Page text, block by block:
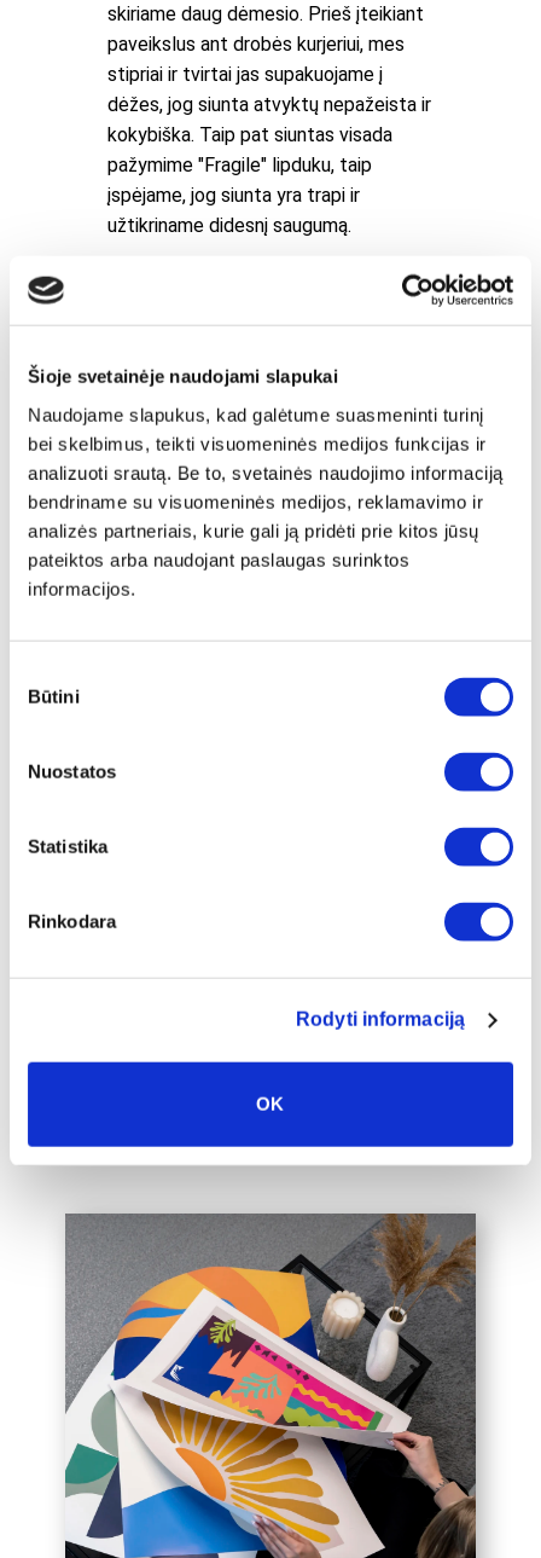
Šioje svetainėje naudojami slapukai
Naudojame slapukus, kad galėtume suasmeninti turinį
bei skelbimus, teikti visuomeninės medijos funkcijas ir
analizuoti srautą. Be to, svetainės naudojimo informaciją
bendriname su visuomeninės medijos, reklamavimo ir
analizės partneriais, kurie gali ją pridėti prie kitos jūsų
pateiktos arba naudojant paslaugas surinktos
informacijos.
pasirinkimas
Būtini
Nuostatos
Statistika
Rinkodara
Rodyti informaciją
OK
skiriame daug dėmesio. Prieš įteikiant
paveikslus ant drobės kurjeriui, mes
stipriai ir tvirtai jas supakuojame į
dėžes, jog siunta atvyktų nepažeista ir
kokybiška. Taip pat siuntas visada
pažymime "Fragile" lipduku, taip
įspėjame, jog siunta yra trapi ir
užtikriname didesnį saugumą.
įrėminimas
papildomai įrėminti į baltą, juodą arba
pavers dar prabangesniu namų
mumis el. paštu labas@drobiunamai.lt